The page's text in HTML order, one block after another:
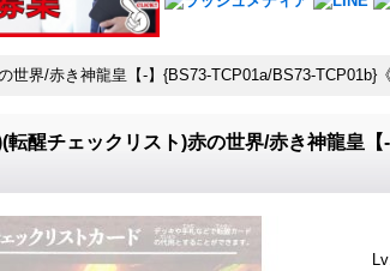
世界/赤き神龍皇【-】{BS73-TCP01a/BS73-TCP01b}《
転醒チェックリスト)赤の世界/赤き神龍皇